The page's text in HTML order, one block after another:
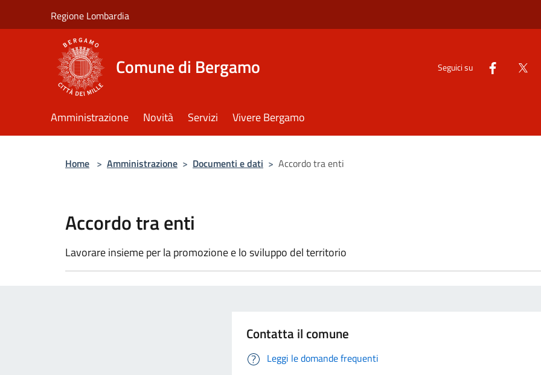
Regione Lombardia
Comune di Bergamo Seguici su
Amministrazione Novità Servizi Vivere Bergamo
Home > Amministrazione > Documenti e dati > Accordo tra enti
Accordo tra enti
Lavorare insieme per la promozione e lo sviluppo del territorio
Contatta il comune
Leggi le domande frequenti